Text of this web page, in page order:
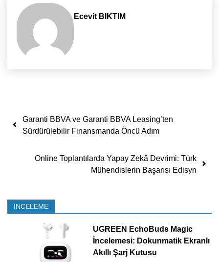
Ecevit BIKTIM
Yazı dolaşımı
Garanti BBVA ve Garanti BBVA Leasing’ten
Sürdürülebilir Finansmanda Öncü Adım
Online Toplantılarda Yapay Zekâ Devrimi: Türk
Mühendislerin Başarısı Edisyn
İNCELEME
UGREEN EchoBuds Magic
İncelemesi: Dokunmatik Ekranlı
Akıllı Şarj Kutusu